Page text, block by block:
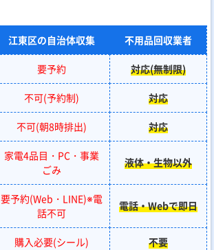
江東区の自治体収集 不用品回収業者
要予約 対応(無制限)
不可(予約制) 対応
不可(朝8時排出) 対応
家電4品目・PC・事業
ごみ
液体・生物以外
要予約(Web・LINE)※電
話不可
電話・Webで即日
購入必要(シール) 不要